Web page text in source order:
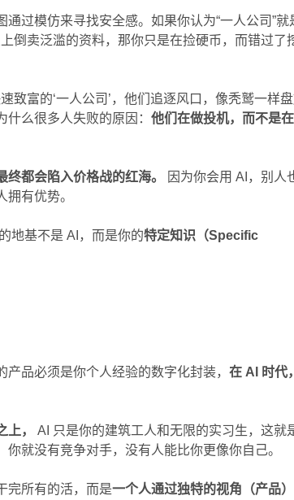
过模仿来寻找安全感。如果你认为“一人公司”就
倒卖泛滥的资料，那你只是在捡硬币，而错过了
致富的‘一人公司’，他们追逐风口，像秃鹫一样
什么很多人失败的原因：他们在做投机，而不是
都会陷入价格战的红海。
因为你会用 AI，别人
有优势。
地基不是 AI，而是你的特定知识（Specific
产品必须是你个人经验的数字化封装，在 AI 时代，
，
AI 只是你的建筑工人和无限的实习生，这就
就没有竞争对手，没有人能比你更像你自己。
完所有的活，而是一个人通过独特的视角（产品